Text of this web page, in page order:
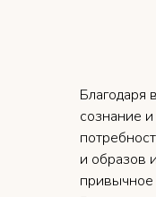
Благодаря
сознание
и образов
привычное